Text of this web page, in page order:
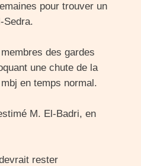
pour trouver un
Sedra.
des gardes
une chute de la
en temps normal.
M. El-Badri, en
rester